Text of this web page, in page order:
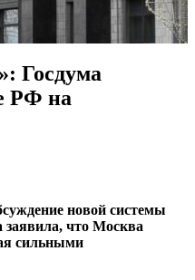
Госдума
РФ на
новой системы
заявила, что Москва
сильными